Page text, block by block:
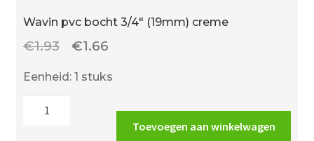
Wavin pvc bocht 3/4″ (19mm) creme
€1.93
Oorspronkelijke
€1.66Huidige
€1.66.
Eenheid: 1 stuks
Toevoegen aan winkelwagen